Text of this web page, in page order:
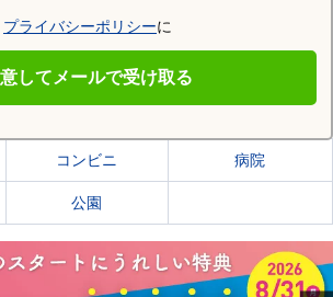
プライバシーポリシーに
してメールで受け取る
コンビニ 病院
公園